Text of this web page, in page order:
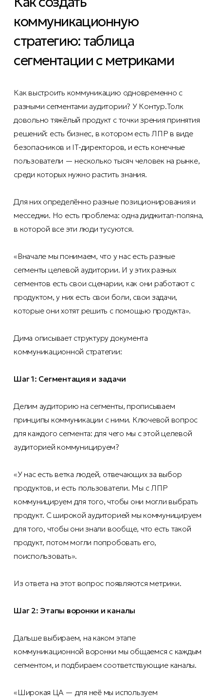
коммуникационную
стратегию: таблица
сегментации с метриками
Как выстроить коммуникацию одновременно с
разными сегментами аудитории? У Контур.Толк
довольно тяжёлый продукт с точки зрения принятия
решений: есть бизнес, в котором есть ЛПР в виде
безопасников и IT-директоров, и есть конечные
пользователи — несколько тысяч человек на рынке,
среди которых нужно растить знания.
Для них определённо разные позиционирования и
месседжи. Но есть проблема: одна диджитал-поляна,
в которой все эти люди тусуются.
«Вначале мы понимаем, что у нас есть разные
сегменты целевой аудитории. И у этих разных
сегментов есть свои сценарии, как они работают с
продуктом, у них есть свои боли, свои задачи,
которые они хотят решить с помощью продукта».
Дима описывает структуру документа
коммуникационной стратегии:
Шаг 1: Сегментация и задачи
Делим аудиторию на сегменты, прописываем
принципы коммуникации с ними. Ключевой вопрос
для каждого сегмента: для чего мы с этой целевой
аудиторией коммуницируем?
«У нас есть ветка людей, отвечающих за выбор
продуктов, и есть пользователи. Мы с ЛПР
коммуницируем для того, чтобы они могли выбрать
продукт. С широкой аудиторией мы коммуницируем
для того, чтобы они знали вообще, что есть такой
продукт, потом могли попробовать его,
поиспользовать».
Из ответа на этот вопрос появляются метрики.
Шаг 2: Этапы воронки и каналы
Дальше выбираем, на каком этапе
коммуникационной воронки мы общаемся с каждым
сегментом, и подбираем соответствующие каналы.
«Широкая ЦА — для неё мы используем